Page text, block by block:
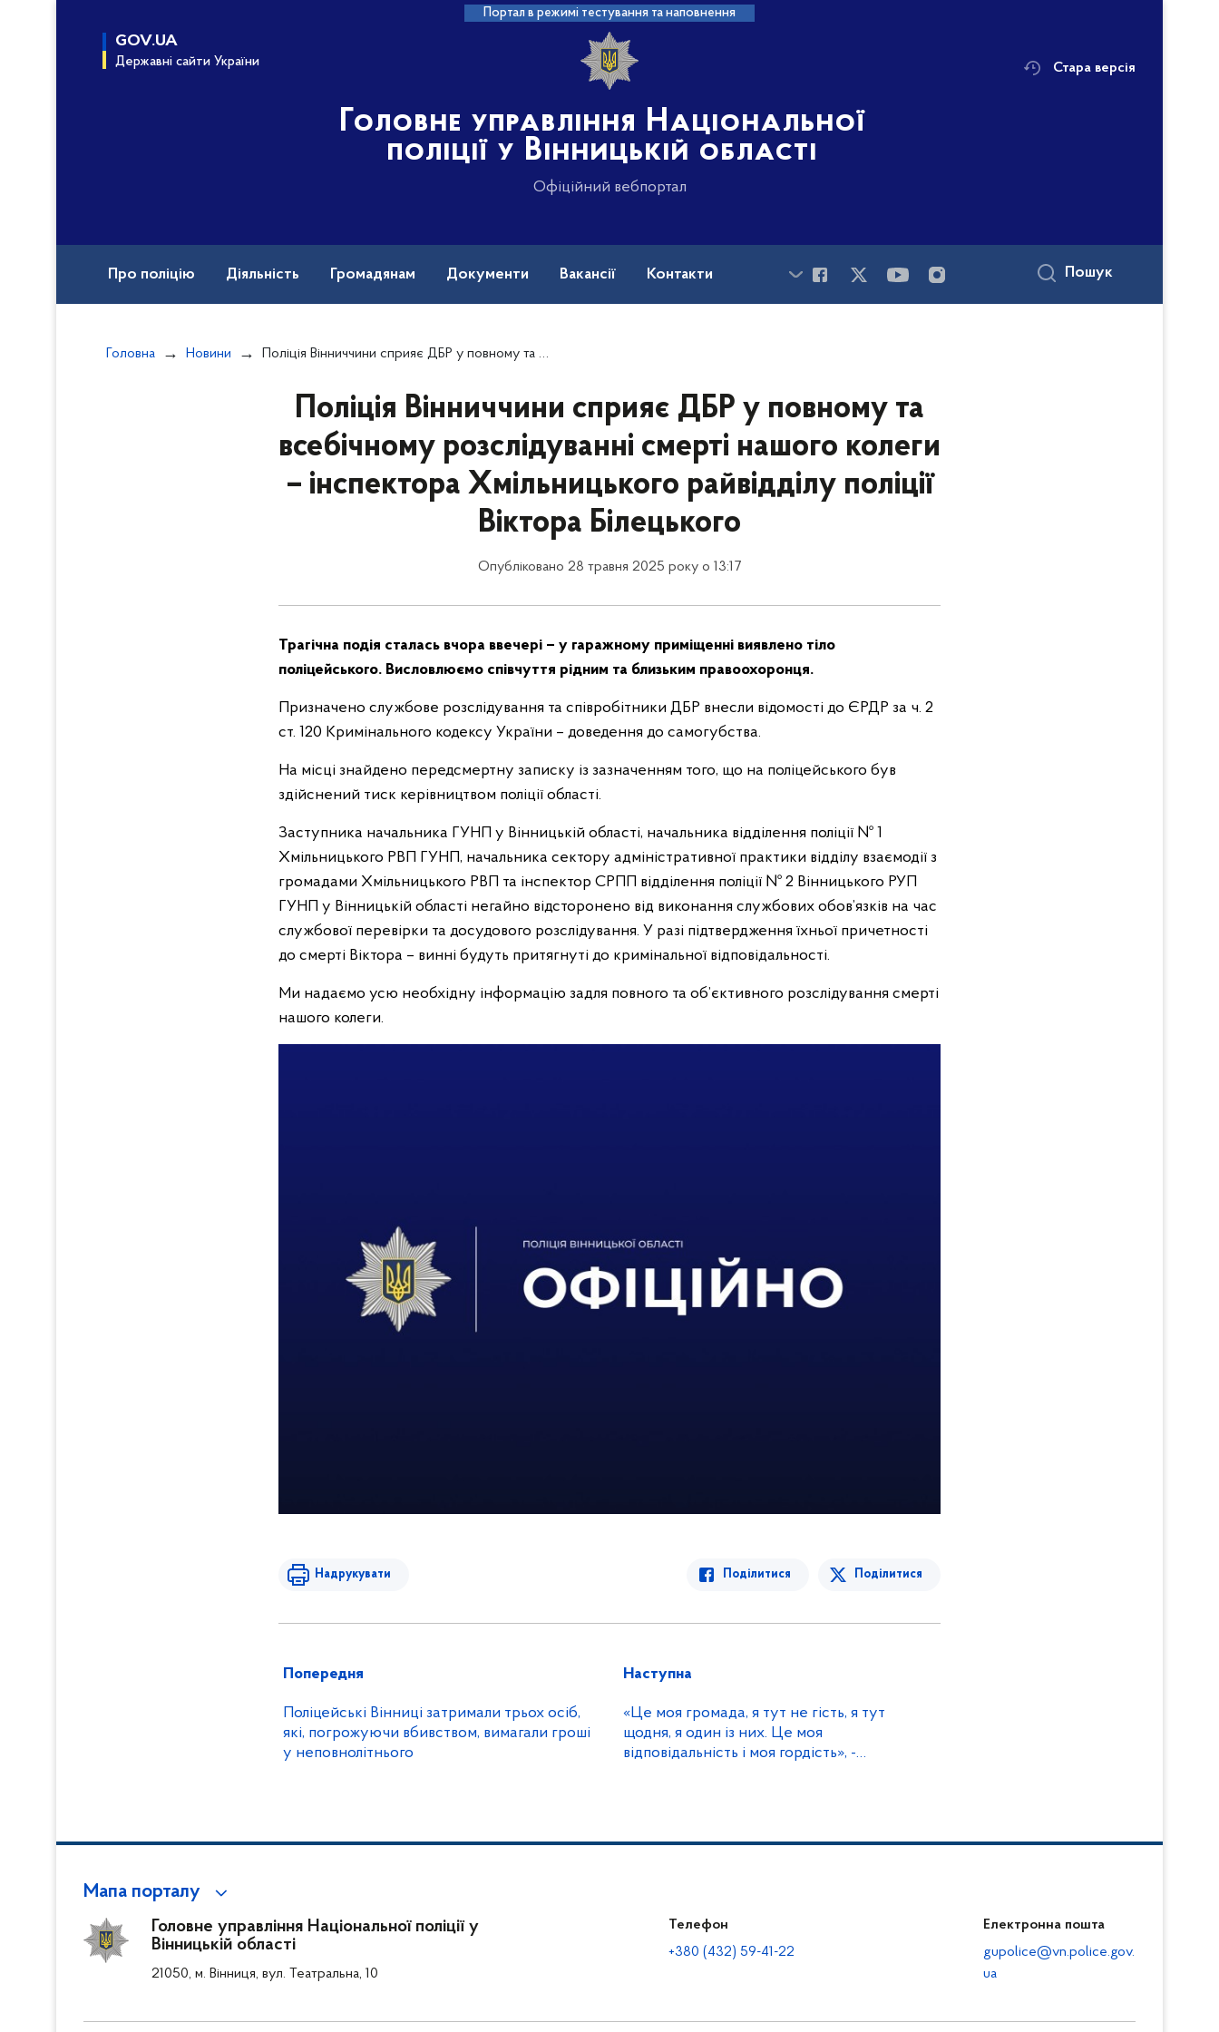
Портал в режимі тестування та наповнення
GOV.UA
Державні сайти України
Головне управління Національної
поліції у Вінницькій області
Офіційний вебпортал
Стара версія
Про поліцію Діяльність Громадянам Документи Вакансії Контакти Пошук
Головна Новини Поліція Вінниччини сприяє ДБР у повному та всебічному розслідуванні смерті нашого колеги – інспектора Хмільницького райвідділу поліції Віктора Білецького
Поліція Вінниччини сприяє ДБР у повному та
всебічному розслідуванні смерті нашого колеги
– інспектора Хмільницького райвідділу поліції
Віктора Білецького
Опубліковано 28 травня 2025 року о 13:17
Трагічна подія сталась вчора ввечері – у гаражному приміщенні виявлено тіло
поліцейського. Висловлюємо співчуття рідним та близьким правоохоронця.
Призначено службове розслідування та співробітники ДБР внесли відомості до ЄРДР за ч. 2
ст. 120 Кримінального кодексу України – доведення до самогубства.
На місці знайдено передсмертну записку із зазначенням того, що на поліцейського був
здійснений тиск керівництвом поліції області.
Заступника начальника ГУНП у Вінницькій області, начальника відділення поліції № 1
Хмільницького РВП ГУНП, начальника сектору адміністративної практики відділу взаємодії з
громадами Хмільницького РВП та інспектор СРПП відділення поліції № 2 Вінницького РУП
ГУНП у Вінницькій області негайно відсторонено від виконання службових обов’язків на час
службової перевірки та досудового розслідування. У разі підтвердження їхньої причетності
до смерті Віктора – винні будуть притягнуті до кримінальної відповідальності.
Ми надаємо усю необхідну інформацію задля повного та об’єктивного розслідування смерті
нашого колеги.
Надрукувати Поділитися Поділитися
Попередня
Поліцейські Вінниці затримали трьох осіб,
які, погрожуючи вбивством, вимагали гроші
у неповнолітнього
Наступна
«Це моя громада, я тут не гість, я тут
щодня, я один із них. Це моя
відповідальність і моя гордість», -
Мапа порталу
Головне управління Національної поліції у
Вінницькій області
21050, м. Вінниця, вул. Театральна, 10
Телефон
+380 (432) 59-41-22
Електронна пошта
gupolice@vn.police.gov.
ua